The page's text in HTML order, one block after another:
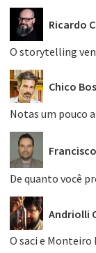
Ricardo
O storytelling
Chico
Notas um pouco
De quanto você
Andriolli
O saci e Monteiro